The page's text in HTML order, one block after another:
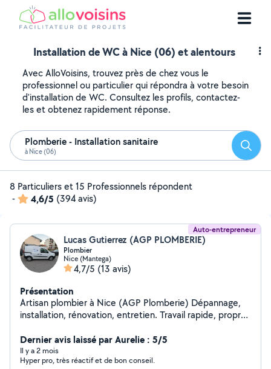
Installation de WC à Nice (06) et alentours
Avec AlloVoisins, trouvez près de chez vous le
professionnel ou particulier qui répondra à votre besoin
d'installation de WC. Consultez les profils, contactez-
les et obtenez rapidement réponse.
Plomberie - Installation sanitaire
à Nice (06)
8 Particuliers et 15 Professionnels répondent
-
4,6/5 (394 avis)
Auto-entrepreneur
Lucas Gutierrez (AGP PLOMBERIE)
Plombier
Nice (Mantega)
4,7/5 (13 avis)
Présentation
Artisan plombier à Nice (AGP Plomberie) Dépannage,
installation, rénovation, entretien. Travail rapide, propre
secteur de nice et ses alentours.
Dernier avis laissé par Aurelie : 5/5
Il y a 2 mois
Hyper pro, très réactif et de bon conseil.